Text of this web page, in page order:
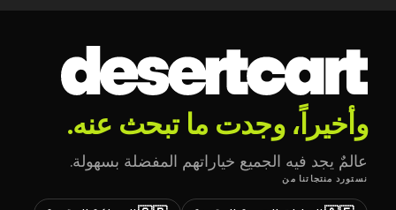
وأخيراً، وجدت ما تبحث عنه.
عالمٌ يجد فيه الجميع خياراتهم المفضلة بسهولة.
نستورد منتجاتنا من